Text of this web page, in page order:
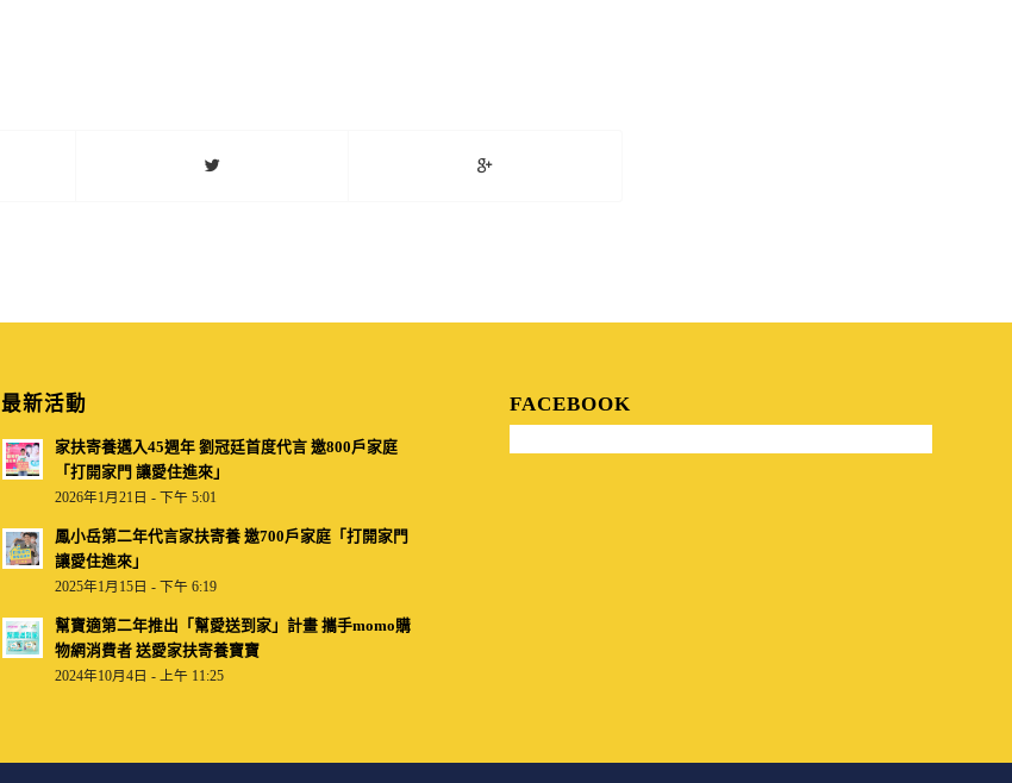
最新活動
家扶寄養邁入45週年 劉冠廷首度代言 邀800戶家庭
「打開家門 讓愛住進來」
2026年1月21日 - 下午 5:01
鳳小岳第二年代言家扶寄養 邀700戶家庭「打開家門
讓愛住進來」
2025年1月15日 - 下午 6:19
幫寶適第二年推出「幫愛送到家」計畫 攜手momo購
物網消費者 送愛家扶寄養寶寶
2024年10月4日 - 上午 11:25
FACEBOOK